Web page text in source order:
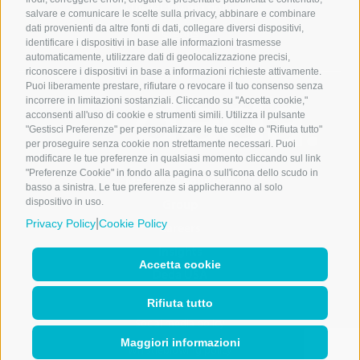
salvare e comunicare le scelte sulla privacy, abbinare e combinare
dati provenienti da altre fonti di dati, collegare diversi dispositivi,
identificare i dispositivi in base alle informazioni trasmesse
automaticamente, utilizzare dati di geolocalizzazione precisi,
riconoscere i dispositivi in base a informazioni richieste attivamente.
Puoi liberamente prestare, rifiutare o revocare il tuo consenso senza
incorrere in limitazioni sostanziali. Cliccando su "Accetta cookie,"
acconsenti all'uso di cookie e strumenti simili. Utilizza il pulsante
"Gestisci Preferenze" per personalizzare le tue scelte o "Rifiuta tutto"
per proseguire senza cookie non strettamente necessari. Puoi
modificare le tue preferenze in qualsiasi momento cliccando sul link
"Preferenze Cookie" in fondo alla pagina o sull'icona dello scudo in
basso a sinistra. Le tue preferenze si applicheranno al solo
dispositivo in uso.
Privacy Policy Cookie Policy
Accetta cookie
Rifiuta tutto
Maggiori informazioni
Whistleblowing policy
Credits
Microdata Group
è una società di
Markets & Solutions
Careers
Insights
Social media policy
Whistleblowing policy